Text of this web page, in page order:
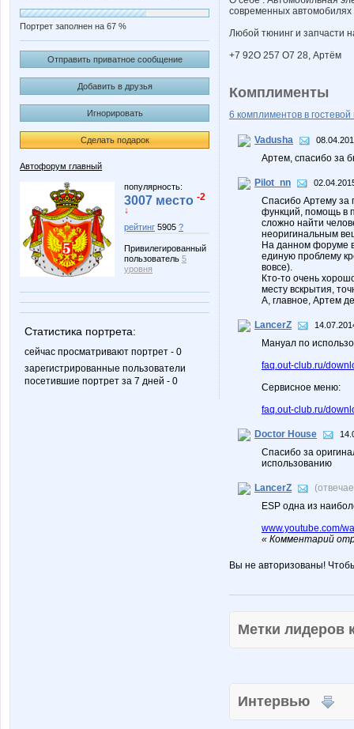
Портрет заполнен на 67 %
Отправить приватное сообщение
Добавить в друзья
Игнорировать
Сделать подарок
Автофорум главный
популярность:
3007 место -2
↓
рейтинг 5905 ?
Привилегированный
пользователь 5
уровня
Статистика портрета:
сейчас просматривают портрет - 0
зарегистрированные пользователи
посетившие портрет за 7 дней - 0
современных автомобилях
Любой тюнинг и запчасти
+7 92O 257 О7 28, Артём
Комплименты
6 комплиментов в гостевой
Vadusha
Артем, спасибо за
Pilot_nn
Спасибо Артему за
функций, помощь в
сложно найти
неоригинальным
На данном форуме
единую проблему
вовсе).
Кто-то очень
месту вскрытия,
А, главное, Артем
LancerZ
Мануал по
faq.out-club.ru/
Сервисное меню:
faq.out-club.ru/
Doctor House
Спасибо за
использованию
LancerZ
ESP одна из
www.youtube.com/
« Комментарий
Вы не авторизованы!
Метки
Интервью